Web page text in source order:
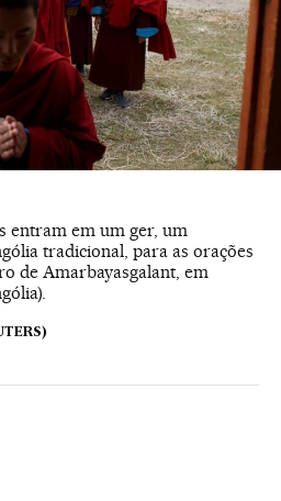
entram em um ger, um
tradicional, para as orações
de Amarbayasgalant, em